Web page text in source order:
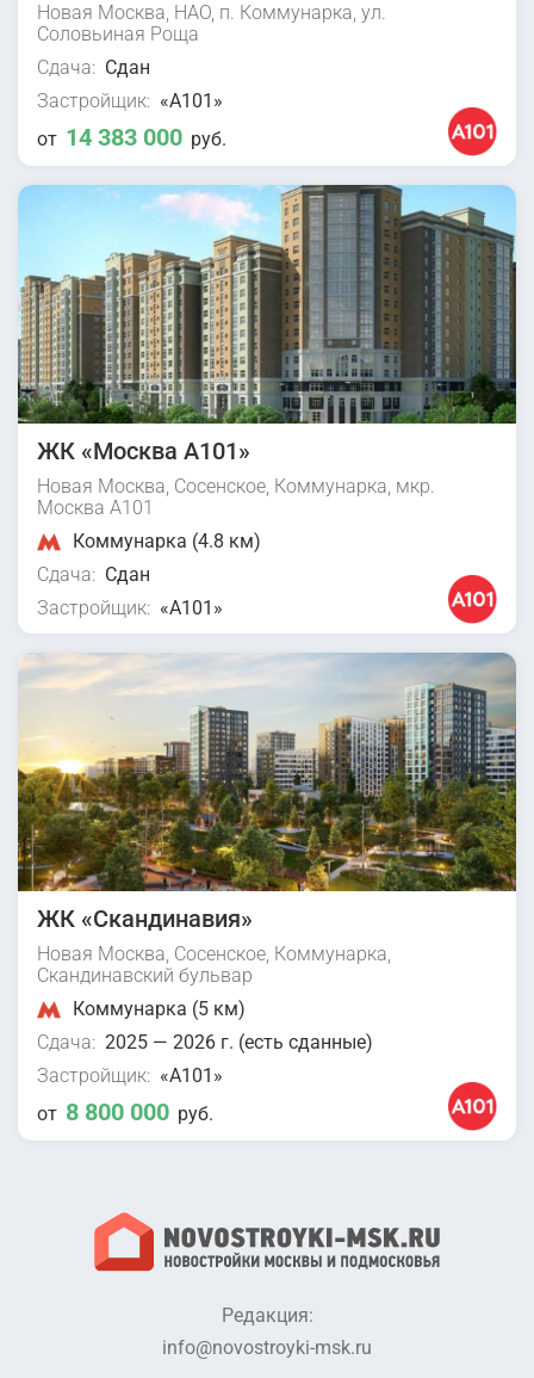
Новая Москва, НАО, п. Коммунарка, ул.
Соловьиная Роща
Сдача: Сдан
Застройщик: «А101»
от 14 383 000 руб.
ЖК «Москва А101»
Новая Москва, Сосенское, Коммунарка, мкр.
Москва А101
Коммунарка (4.8 км)
Сдача: Сдан
Застройщик: «А101»
ЖК «Скандинавия»
Новая Москва, Сосенское, Коммунарка,
Скандинавский бульвар
Коммунарка (5 км)
Сдача: 2025 — 2026 г. (есть сданные)
Застройщик: «А101»
от 8 800 000 руб.
Редакция:
info@novostroyki-msk.ru